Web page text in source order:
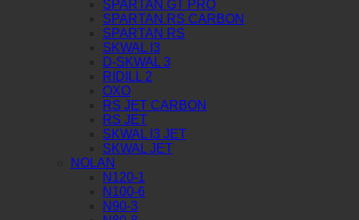
SPARTAN GT PRO
SPARTAN RS CARBON
SPARTAN RS
SKWAL I3
D-SKWAL 3
RIDILL 2
OXO
RS JET CARBON
RS JET
SKWAL I3 JET
SKWAL JET
NOLAN
N120-1
N100-6
N90-3